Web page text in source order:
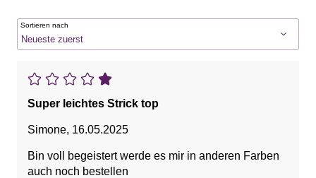
Sortieren nach
Super leichtes Strick top
Simone, 16.05.2025
Bin voll begeistert werde es mir in anderen Farben
auch noch bestellen